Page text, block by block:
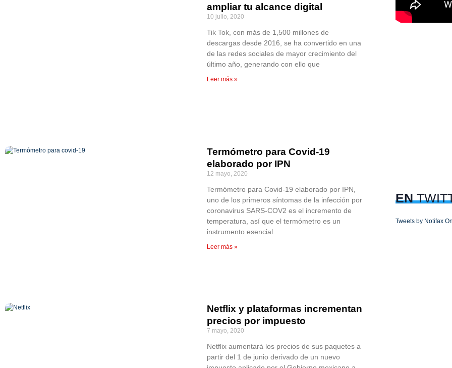
ampliar tu alcance digital
10 julio, 2020
Tik Tok, con más de 1,500 millones de
descargas desde 2016, se ha convertido en una
de las redes sociales de mayor crecimiento del
último año, generando con ello que
Leer más »
Termómetro para Covid-19
elaborado por IPN
12 mayo, 2020
Termómetro para Covid-19 elaborado por IPN,
uno de los primeros síntomas de la infección por
coronavirus SARS-COV2 es el incremento de
temperatura, así que el termómetro es un
instrumento esencial
Leer más »
Netflix y plataformas incrementan
precios por impuesto
7 mayo, 2020
Netflix aumentará los precios de sus paquetes a
partir del 1 de junio derivado de un nuevo
EN
Tweets by Notifax